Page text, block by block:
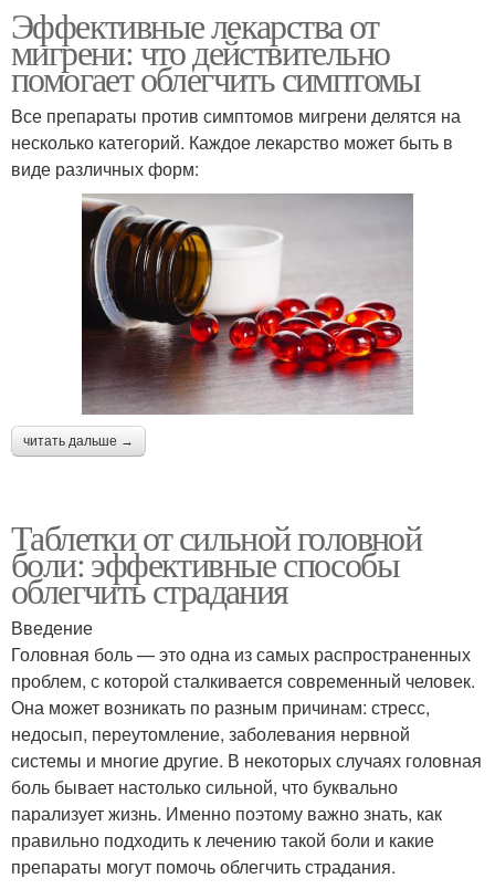
Эффективные лекарства от
мигрени: что действительно
помогает облегчить симптомы
Все препараты против симптомов мигрени делятся на
несколько категорий. Каждое лекарство может быть в
виде различных форм:
читать дальше →
Таблетки от сильной головной
боли: эффективные способы
облегчить страдания
Введение
Головная боль — это одна из самых распространенных
проблем, с которой сталкивается современный человек.
Она может возникать по разным причинам: стресс,
недосып, переутомление, заболевания нервной
системы и многие другие. В некоторых случаях головная
боль бывает настолько сильной, что буквально
парализует жизнь. Именно поэтому важно знать, как
правильно подходить к лечению такой боли и какие
препараты могут помочь облегчить страдания.